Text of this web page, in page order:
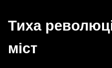
Тиха
міст